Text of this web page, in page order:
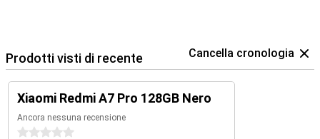
Prodotti visti di recente Cancella cronologia
Xiaomi Redmi A7 Pro 128GB Nero
Ancora nessuna recensione
0 stelle